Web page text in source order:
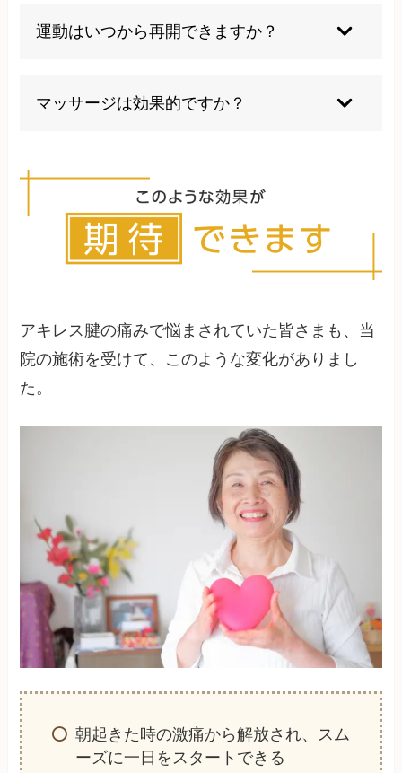
間、慢性化した場合は1～2ヶ月以上かかることも
あります。個人差があります。
運動はいつから再開できますか？
段階的に再開します。通常は数週間から数ヶ月の
期間が必要です。
マッサージは効果的ですか？
的ですが、炎症が強い急性期は避け、専門家の指
導を受けることが重要です。
アキレス腱の痛みで悩まされていた皆さまも、当
院の施術を受けて、このような変化がありまし
た。
朝起きた時の激痛から解放され、スム
ーズに一日をスタートできる